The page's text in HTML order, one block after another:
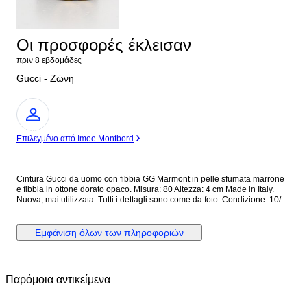
Οι προσφορές έκλεισαν
πριν 8 εβδομάδες
Gucci - Ζώνη
Ειδικός
Επιλεγμένο από Imee Montbord
Cintura Gucci da uomo con fibbia GG Marmont in pelle sfumata marrone
e fibbia in ottone dorato opaco. Misura: 80 Altezza: 4 cm Made in Italy.
Nuova, mai utilizzata. Tutti i dettagli sono come da foto. Condizione: 10/10
prodotti sono Originali al 100%. Si riceve quanto presente nelle fotografie
allegate. Nessun costo doganale per gli acquirenti UE. Spediamo in tutto
ore. N.B. Se necessiti di fattura, segnalalo nel momento in cui effettui il
Εμφάνιση όλων των πληροφοριών
Παρόμοια αντικείμενα